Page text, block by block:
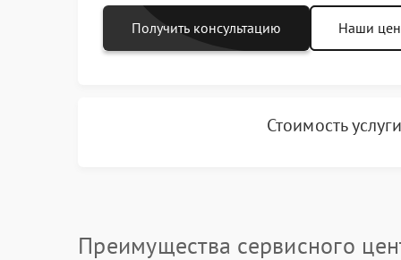
Получить консультацию Наши
Стоимость услуги
Преимущества сервисного